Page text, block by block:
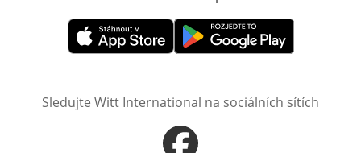
Otevře v novém okněOtevře v novém okně
Sledujte Witt International na sociálních sítích